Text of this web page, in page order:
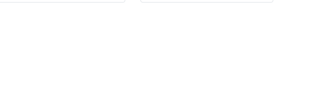
เขาใช้งานกันอย่างไร ใช้งานใน